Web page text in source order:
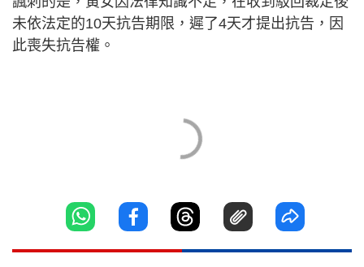
未依法定的10天抗告期限，遲了4天才提出抗告，因
此喪失抗告權。